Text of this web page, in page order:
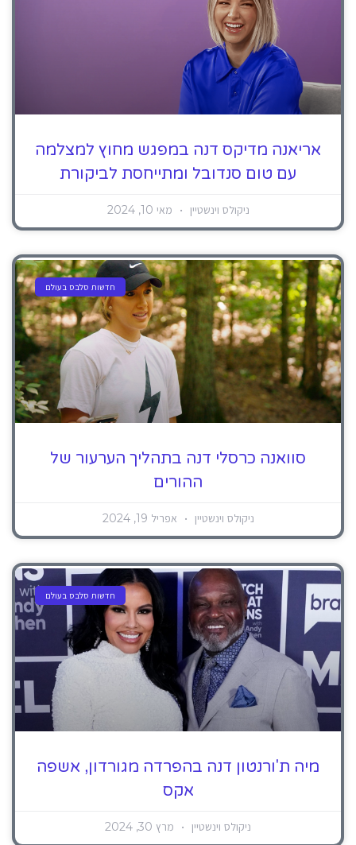
אריאנה מדיקס דנה במפגש מחוץ למצלמה
עם טום סנדובל ומתייחסת לביקורת
ניקולס וינשטיין מאי 10, 2024
חדשות סלבס בעולם
סוואנה כרסלי דנה בתהליך הערעור של
ההורים
ניקולס וינשטיין אפריל 19, 2024
חדשות סלבס בעולם
מיה ת'ורנטון דנה בהפרדה מגורדון, אשפה
אקס
ניקולס וינשטיין מרץ 30, 2024